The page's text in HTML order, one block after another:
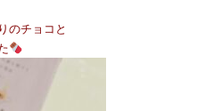
のチョコと